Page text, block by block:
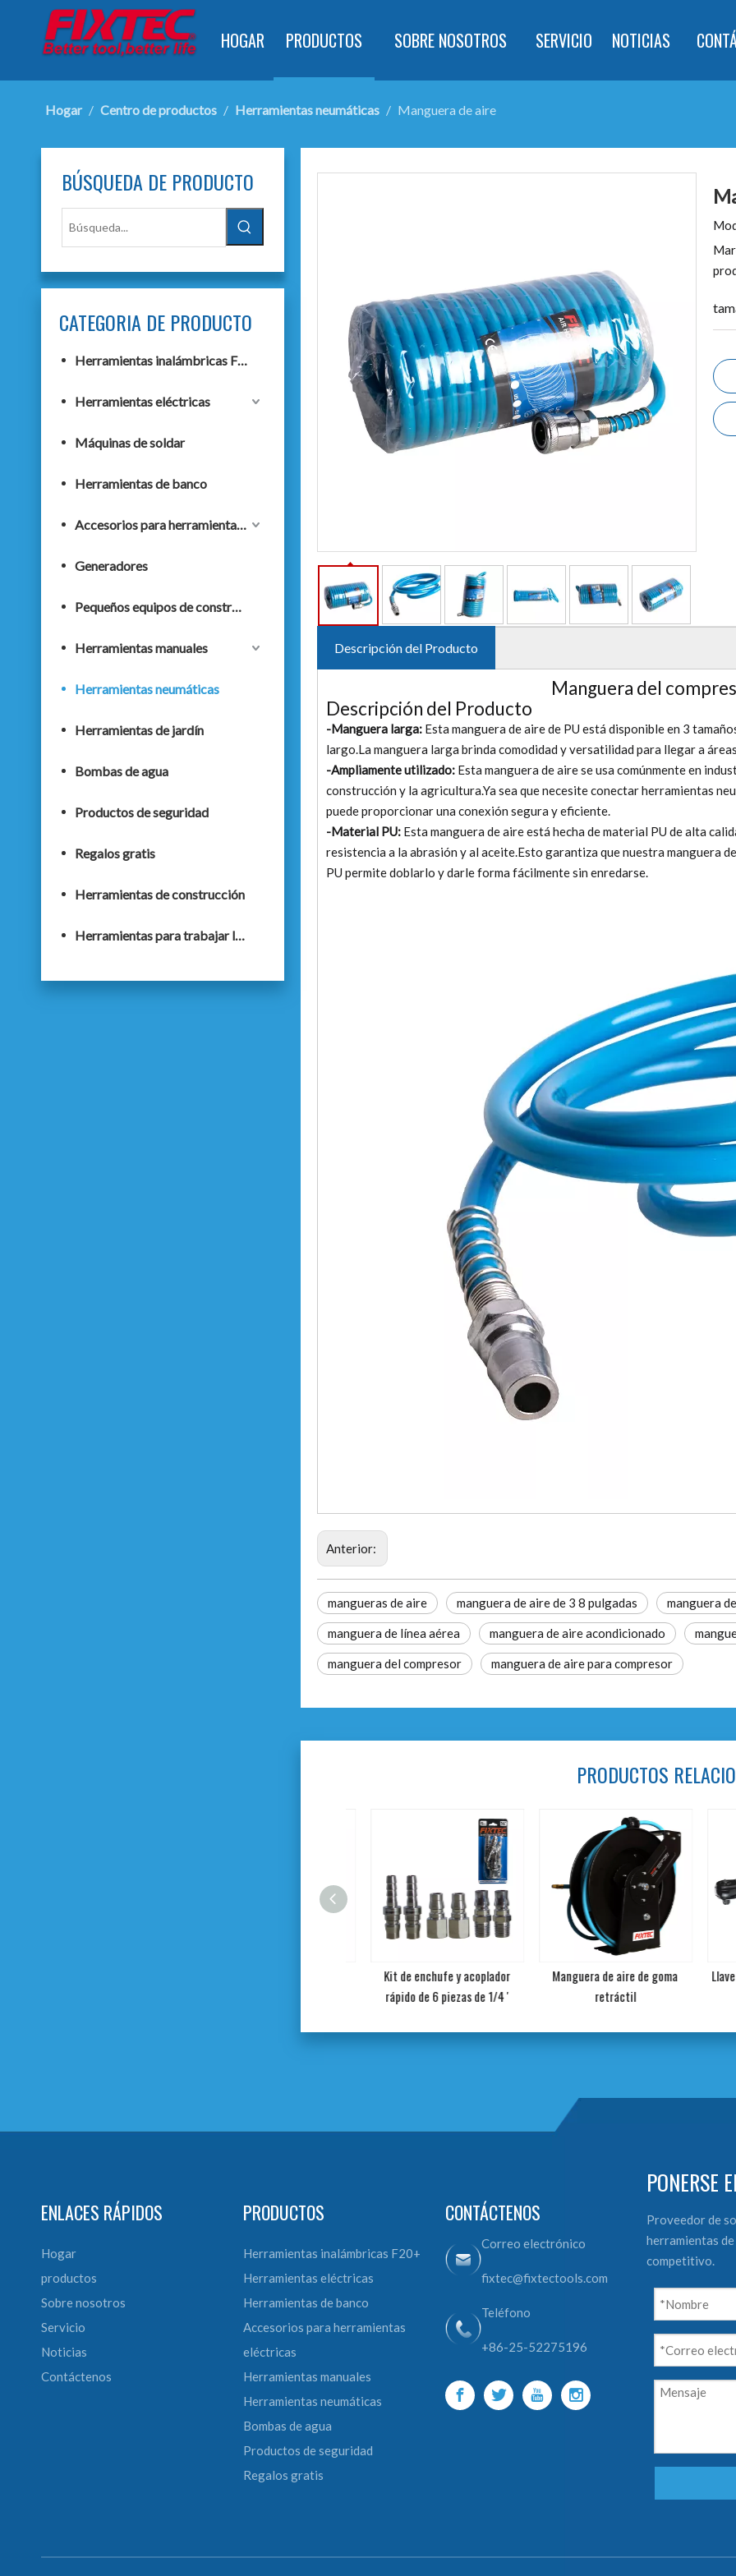
HOGAR PRODUCTOS SOBRE NOSOTROS SERVICIO NOTICIAS
Hogar / Centro de productos / Herramientas neumáticas / Manguera de aire
BÚSQUEDA DE PRODUCTO
CATEGORIA DE PRODUCTO
Herramientas inalámbricas F20+
Herramientas eléctricas
Máquinas de soldar
Herramientas de banco
Accesorios para herramientas eléctricas
Generadores
Pequeños equipos de construcción
Herramientas manuales
Herramientas neumáticas
Herramientas de jardín
Bombas de agua
Productos de seguridad
Regalos gratis
Herramientas de construcción
Herramientas para trabajar la madera
Descripción del Producto
Manguera del
Descripción del Producto
-Manguera larga: Esta manguera de aire de PU está disponible en 3
largo.La manguera larga brinda comodidad y versatilidad para llegar a
-Ampliamente utilizado: Esta manguera de aire se usa comúnmente en
construcción y la agricultura.Ya sea que necesite conectar herramientas
puede proporcionar una conexión segura y eficiente.
-Material PU: Esta manguera de aire está hecha de material PU de alta
resistencia a la abrasión y al aceite.Esto garantiza que nuestra manguera
PU permite doblarlo y darle forma fácilmente sin enredarse.
Anterior:
mangueras de aire manguera de aire de 3 8 pulgadas manguera
manguera de línea aérea manguera de aire acondicionado
manguera del compresor manguera de aire para compresor
PRODUCTOS
Kit de enchufe y acoplador
rápido de 6 piezas de 1/4 '
Manguera de aire de goma
retráctil
Llave
ENLACES RÁPIDOS
Hogar
productos
Sobre nosotros
Servicio
Noticias
Contáctenos
PRODUCTOS
Herramientas inalámbricas F20+
Herramientas eléctricas
Herramientas de banco
Accesorios para herramientas
eléctricas
Herramientas manuales
Herramientas neumáticas
Bombas de agua
Productos de seguridad
Regalos gratis
CONTÁCTENOS
Correo electrónico
fixtec@fixtectools.com
Teléfono
+86-25-52275196
PONERSE
Proveedor de
herramientas
competitivo.